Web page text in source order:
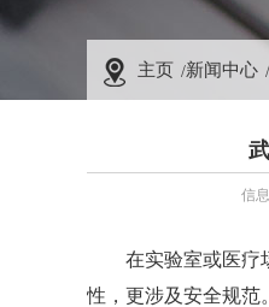
主页 新闻中心
信
在实验室或医疗
性，更涉及安全规范